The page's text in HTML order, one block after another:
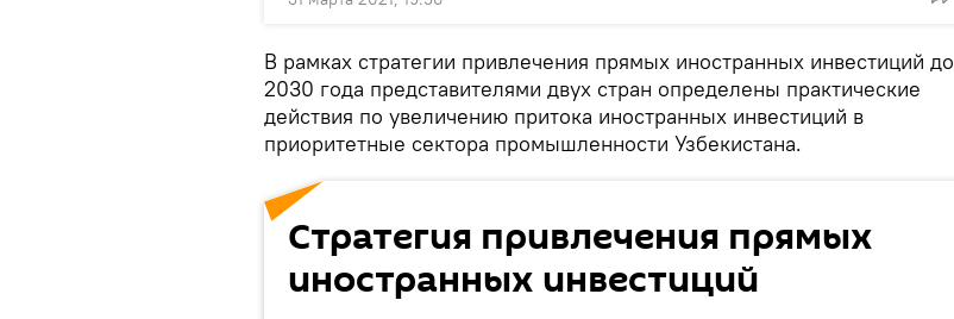
В рамках стратегии привлечения прямых иностранных инвестиций до
2030 года представителями двух стран определены практические
действия по увеличению притока иностранных инвестиций в
приоритетные сектора промышленности Узбекистана.
Стратегия привлечения прямых
иностранных инвестиций